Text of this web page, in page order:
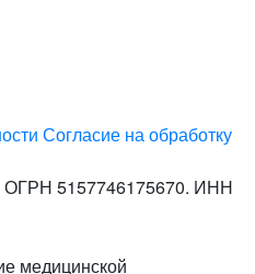
Согласие на обработку
5157746175670. ИНН
медицинской